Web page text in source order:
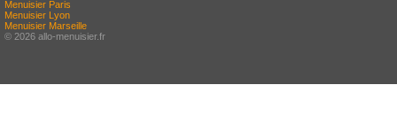
Menuisier Paris
Menuisier Lyon
Menuisier Marseille
© 2026 allo-menuisier.fr